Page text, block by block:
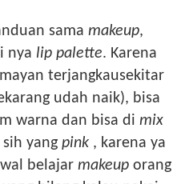
sama makeup,
nya lip palette. Karena
terjangkausekitar
udah naik), bisa
warna dan bisa di mix
yang pink , karena ya
belajar makeuporang